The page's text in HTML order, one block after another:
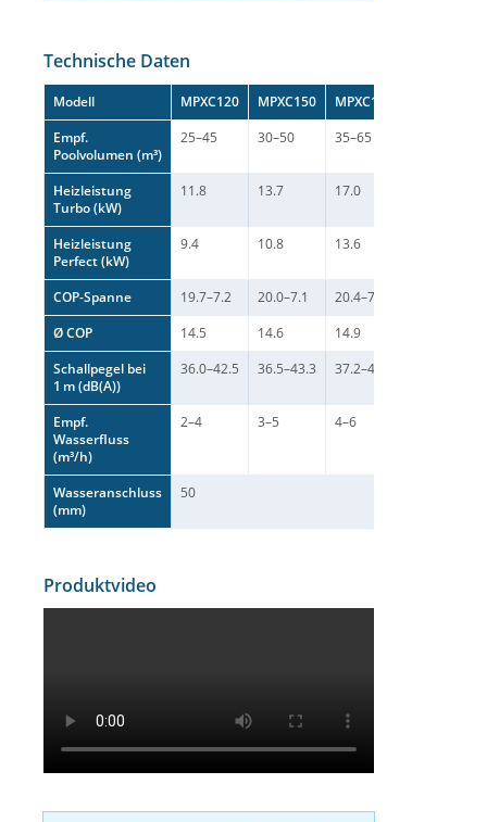
Technische Daten
Modell MPXC120 MPXC150 MPXC170
Empf.
Poolvolumen (m³)
25–45 30–50 35–65
Heizleistung
Turbo (kW)
11.8 13.7 17.0
Heizleistung
Perfect (kW)
9.4 10.8 13.6
COP-Spanne 19.7–7.2 20.0–7.1 20.4–7.2
Ø COP
14.5 14.6 14.9
Schallpegel bei
1 m (dB(A))
36.0–42.5 36.5–43.3 37.2–45.5
Empf.
Wasserfluss
(m³/h)
2–4 3–5 4–6
Wasseranschluss
(mm)
50
Produktvideo